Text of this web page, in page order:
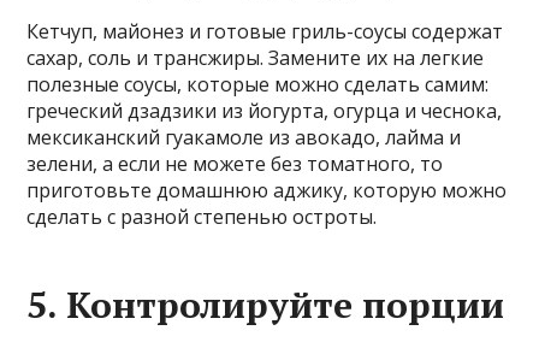
Кетчуп, майонез и готовые гриль-соусы содержат
сахар, соль и трансжиры. Замените их на легкие
полезные соусы, которые можно сделать самим:
греческий дзадзики из йогурта, огурца и чеснока,
мексиканский гуакамоле из авокадо, лайма и
зелени, а если не можете без томатного, то
приготовьте домашнюю аджику, которую можно
сделать с разной степенью остроты.
5. Контролируйте порции